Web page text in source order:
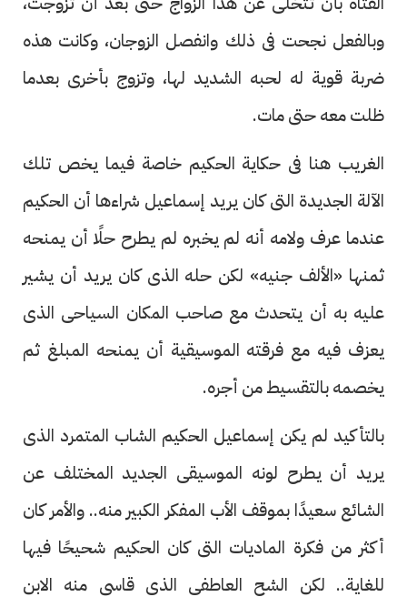
وبالفعل نجحت فى ذلك وانفصل الزوجان، وكانت هذه
ضربة قوية له لحبه الشديد لها، وتزوج بأخرى بعدما
ظلت معه حتى مات.
الغريب هنا فى حكاية الحكيم خاصة فيما يخص تلك
الآلة الجديدة التى كان يريد إسماعيل شراءها أن الحكيم
عندما عرف ولامه أنه لم يخبره لم يطرح حلًا أن يمنحه
ثمنها «الألف جنيه» لكن حله الذى كان يريد أن يشير
عليه به أن يتحدث مع صاحب المكان السياحى الذى
يعزف فيه مع فرقته الموسيقية أن يمنحه المبلغ ثم
يخصمه بالتقسيط من أجره.
بالتأكيد لم يكن إسماعيل الحكيم الشاب المتمرد الذى
يريد أن يطرح لونه الموسيقى الجديد المختلف عن
الشائع سعيدًا بموقف الأب المفكر الكبير منه.. والأمر كان
أكثر من فكرة الماديات التى كان الحكيم شحيحًا فيها
للغاية.. لكن الشح العاطفى الذى قاسى منه الابن